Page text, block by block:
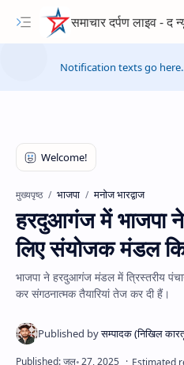
समाचार दर्पण लाइव - द
Notification texts go
मुख्यपृष्ठ भाजपा मनोज भारद्वाज
हरदुआगंज में भाजपा
लिए संयोजक मंडल
भाजपा ने हरदुआगंज मंडल में त्रिस्तरीय
कर संगठनात्मक तैयारियां तेज कर दी हैं।